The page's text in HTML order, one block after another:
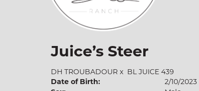
Juice’s Steer
DH TROUBADOUR x BL JUICE 439
Date of Birth:
2/10/2023